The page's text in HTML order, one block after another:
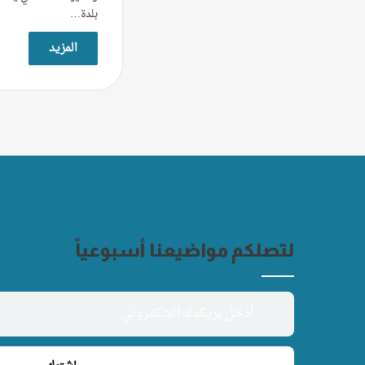
بلدة…
المزيد
لتصلكم مواضيعنا أسبوعياً